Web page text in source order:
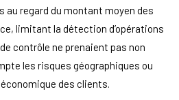
au regard du montant moyen des
limitant la détection d’opérations
contrôle ne prenaient pas non
les risques géographiques ou
des clients.